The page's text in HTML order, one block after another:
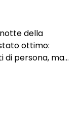
della
ottimo:
di persona, ma
La
appartata con
la nostra
Ci
consigliamo